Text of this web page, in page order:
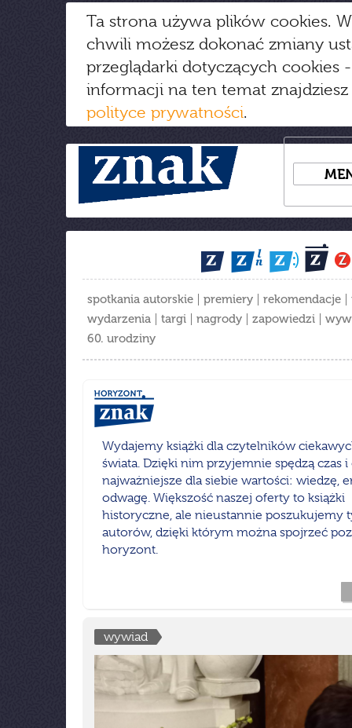
Ta strona używa plików cookies.
chwili możesz dokonać zmiany
przeglądarki dotyczących cookies
informacji na ten temat
polityce prywatności.
spotkania autorskie premiery rekomendacje
wydarzenia
targi nagrody zapowiedzi
60. urodziny
Wydajemy książki dla czytelników
świata. Dzięki nim przyjemnie spędzą czas i
najważniejsze dla siebie wartości: wiedzę,
odwagę. Większość naszej oferty to książki
historyczne, ale nieustannie poszukujemy
autorów, dzięki którym można spojrzeć
horyzont.
wywiad